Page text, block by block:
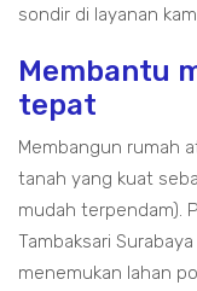
sondir di layanan
Membantu
tepat
Membangun rumah
tanah yang kuat
mudah terpendam).
Tambaksari
menemukan lahan